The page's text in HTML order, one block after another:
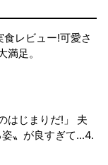
レビュー!可愛さ
足。
はじまりだ!」 夫
〟が良すぎて...4.